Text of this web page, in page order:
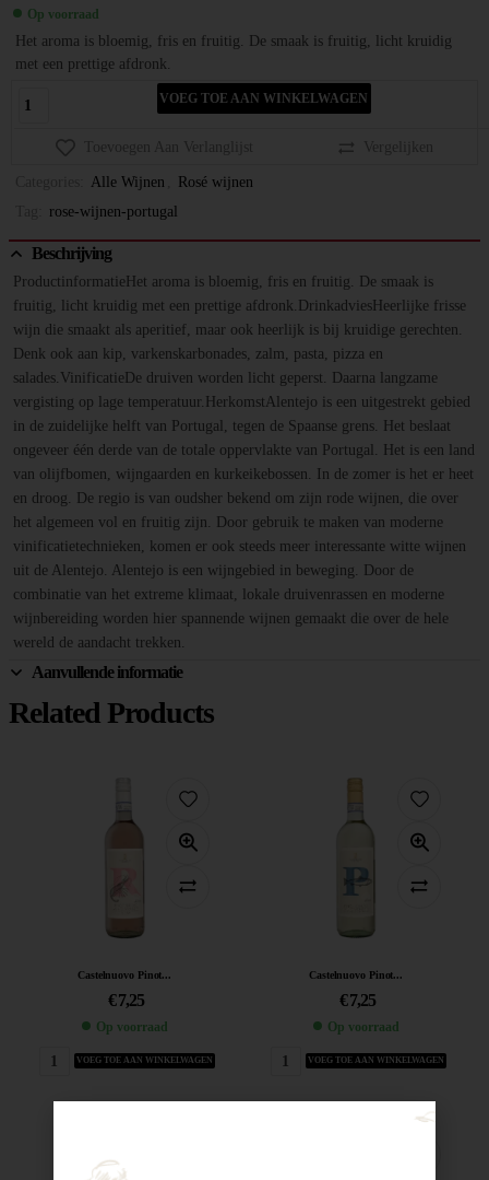
Op voorraad
Het aroma is bloemig, fris en fruitig. De smaak is fruitig, licht kruidig
met een prettige afdronk.
VOEG TOE AAN WINKELWAGEN
Toevoegen Aan Verlanglijst Vergelijken
Alle Wijnen
Rosé wijnen
rose-wijnen-portugal
Beschrijving
ProductinformatieHet aroma is bloemig, fris en fruitig. De smaak is
fruitig, licht kruidig met een prettige afdronk.DrinkadviesHeerlijke frisse
wijn die smaakt als aperitief, maar ook heerlijk is bij kruidige gerechten.
Denk ook aan kip, varkenskarbonades, zalm, pasta, pizza en
salades.VinificatieDe druiven worden licht geperst. Daarna langzame
vergisting op lage temperatuur.HerkomstAlentejo is een uitgestrekt gebied
in de zuidelijke helft van Portugal, tegen de Spaanse grens. Het beslaat
ongeveer één derde van de totale oppervlakte van Portugal. Het is een land
van olijfbomen, wijngaarden en kurkeikebossen. In de zomer is het er heet
en droog. De regio is van oudsher bekend om zijn rode wijnen, die over
het algemeen vol en fruitig zijn. Door gebruik te maken van moderne
vinificatietechnieken, komen er ook steeds meer interessante witte wijnen
uit de Alentejo. Alentejo is een wijngebied in beweging. Door de
combinatie van het extreme klimaat, lokale druivenrassen en moderne
wijnbereiding worden hier spannende wijnen gemaakt die over de hele
wereld de aandacht trekken.
Aanvullende informatie
Related Products
Castelnuovo Pinot...
€ 7,25
Op voorraad
VOEG TOE AAN WINKELWAGEN
Castelnuovo Pinot...
€ 7,25
Op voorraad
VOEG TOE AAN WINKELWAGEN